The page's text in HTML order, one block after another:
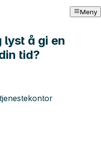
Meny
lyst å gi en
tid?